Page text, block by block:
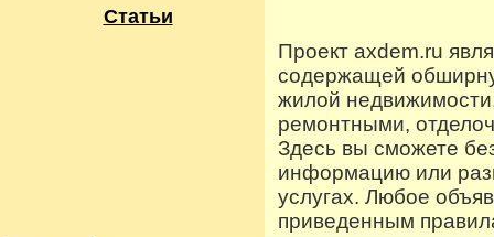
Статьи
Проект axdem.ru
содержащей
жилой
ремонтными,
Здесь вы сможете
информацию или
услугах. Любое
приведенным